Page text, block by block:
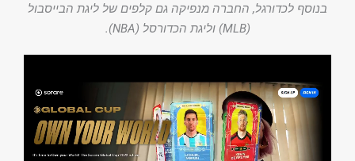
בנוסף לכדורגל, החברה מנפיקה גם קלפים של ליגת הבייסבול
(MLB) וליגת הכדורסל (NBA).